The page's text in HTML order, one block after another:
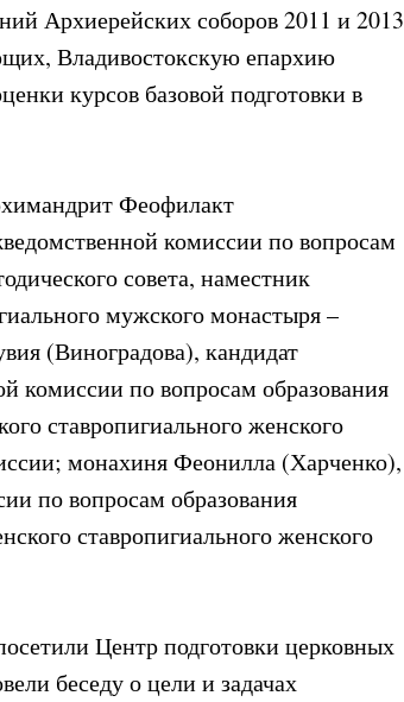
Архиерейских соборов 2011 и 2013
Владивостокскую епархию
курсов базовой подготовки в
Феофилакт
комиссии по вопросам
совета, наместник
мужского монастыря –
(Виноградова), кандидат
комиссии по вопросам образования
ставропигиального женского
монахиня Феонилла (Харченко),
по вопросам образования
ставропигиального женского
Центр подготовки церковных
беседу о цели и задачах